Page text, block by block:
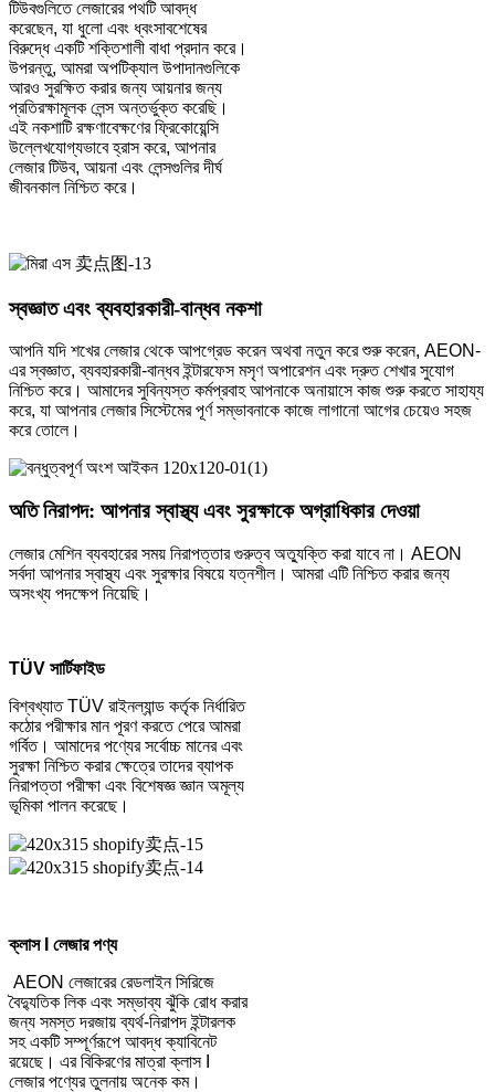
টিউবগুলিতে লেজারের পথটি আবদ্ধ
করেছেন, যা ধুলো এবং ধ্বংসাবশেষের
বিরুদ্ধে একটি শক্তিশালী বাধা প্রদান করে।
উপরন্তু, আমরা অপটিক্যাল উপাদানগুলিকে
আরও সুরক্ষিত করার জন্য আয়নার জন্য
প্রতিরক্ষামূলক লেন্স অন্তর্ভুক্ত করেছি।
এই নকশাটি রক্ষণাবেক্ষণের ফ্রিকোয়েন্সি
উল্লেখযোগ্যভাবে হ্রাস করে, আপনার
লেজার টিউব, আয়না এবং লেন্সগুলির দীর্ঘ
জীবনকাল নিশ্চিত করে।
স্বজ্ঞাত এবং ব্যবহারকারী-বান্ধব নকশা
আপনি যদি শখের লেজার থেকে আপগ্রেড করেন অথবা নতুন করে শুরু করেন, AEON-
এর স্বজ্ঞাত, ব্যবহারকারী-বান্ধব ইন্টারফেস মসৃণ অপারেশন এবং দ্রুত শেখার সুযোগ
নিশ্চিত করে। আমাদের সুবিন্যস্ত কর্মপ্রবাহ আপনাকে অনায়াসে কাজ শুরু করতে সাহায্য
করে, যা আপনার লেজার সিস্টেমের পূর্ণ সম্ভাবনাকে কাজে লাগানো আগের চেয়েও সহজ
করে তোলে।
অতি নিরাপদ: আপনার স্বাস্থ্য এবং সুরক্ষাকে অগ্রাধিকার দেওয়া
লেজার মেশিন ব্যবহারের সময় নিরাপত্তার গুরুত্ব অত্যুক্তি করা যাবে না। AEON
সর্বদা আপনার স্বাস্থ্য এবং সুরক্ষার বিষয়ে যত্নশীল। আমরা এটি নিশ্চিত করার জন্য
অসংখ্য পদক্ষেপ নিয়েছি।
TÜV সার্টিফাইড
বিশ্বখ্যাত TÜV রাইনল্যান্ড কর্তৃক নির্ধারিত
কঠোর পরীক্ষার মান পূরণ করতে পেরে আমরা
গর্বিত। আমাদের পণ্যের সর্বোচ্চ মানের এবং
সুরক্ষা নিশ্চিত করার ক্ষেত্রে তাদের ব্যাপক
নিরাপত্তা পরীক্ষা এবং বিশেষজ্ঞ জ্ঞান অমূল্য
ভূমিকা পালন করেছে।
ক্লাস I লেজার পণ্য
AEON লেজারের রেডলাইন সিরিজে
বৈদ্যুতিক লিক এবং সম্ভাব্য ঝুঁকি রোধ করার
জন্য সমস্ত দরজায় ব্যর্থ-নিরাপদ ইন্টারলক
সহ একটি সম্পূর্ণরূপে আবদ্ধ ক্যাবিনেট
রয়েছে। এর বিকিরণের মাত্রা ক্লাস I
লেজার পণ্যের তুলনায় অনেক কম।